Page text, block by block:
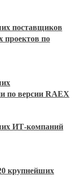
поставщиков
проектов по
по версии RAEX
ИТ-компаний
крупнейших